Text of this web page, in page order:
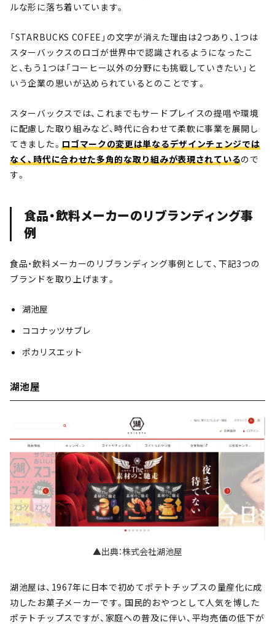
ルな形に落ち着いています。
「STARBUCKS COFEE」の文字が消えた理由は2つあり、1つは
スターバックスのロゴが世界中で認識されるようになったこ
と、もう1つは「コーヒー以外の分野にも挑戦していきたい」と
いう企業の思いが込められているとのことです。
スターバックスでは、これまでもサードプレイスの提唱や環境
に配慮した取り組みなど、時代に合わせて柔軟に事業を展開し
てきました。ロゴマークの変更は単なるデザインチェンジでは
なく、時代に合わせた多角的な取り組みが表現されているので
す。
食品・飲料メーカーのリブランディング事
例
食品・飲料メーカーのリブランディング事例として、下記3つの
ブランドを取り上げます。
湖池屋
ココナッツサブレ
ポカリスエット
湖池屋
▲出典：株式会社湖池屋
湖池屋は、1967年に日本で初めてポテトチップスの量産化に成
功したお菓子メーカーです。国民的おやつとして人気を博した
ポテトチップスですが、家庭への普及に伴い、平均売価の低下が